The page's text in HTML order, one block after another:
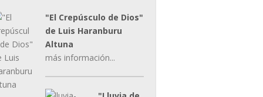
"El Crepúsculo de Dios"
de Luis Haranburu
Altuna
más información...